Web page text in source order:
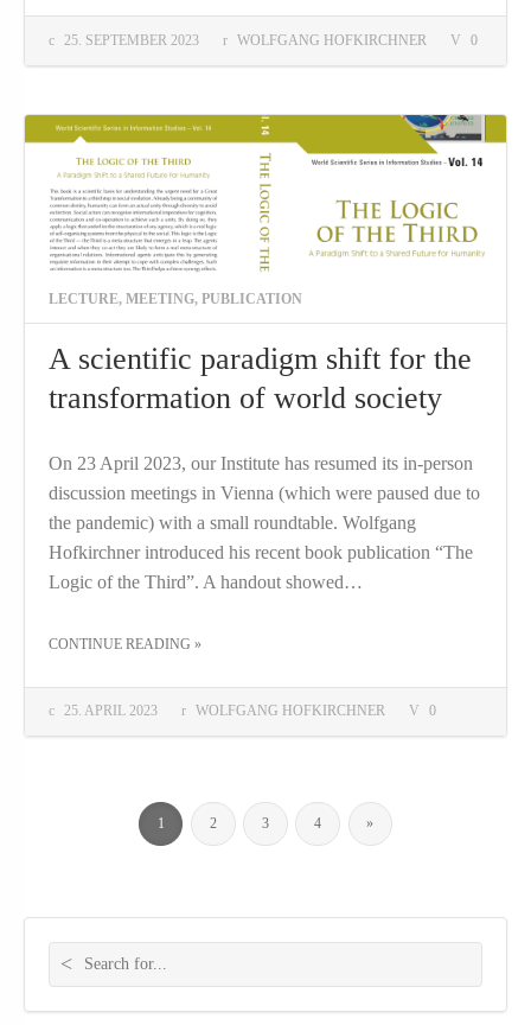
25. SEPTEMBER 2023 WOLFGANG HOFKIRCHNER 0
LECTURE, MEETING, PUBLICATION
A scientific paradigm shift for the
transformation of world society
25. APRIL 2023 WOLFGANG HOFKIRCHNER 0
On 23 April 2023, our Institute has resumed its in-person
discussion meetings in Vienna (which were paused due to
the pandemic) with a small roundtable. Wolfgang
Hofkirchner introduced his recent book publication “The
Logic of the Third”. A handout showed…
CONTINUE READING THE "A SCIENTIFIC PARADIGM SHIFT FOR THE TRANSFORMATION OF WORLD SOCIETY"
»
1 2 3 4 »
Search for: